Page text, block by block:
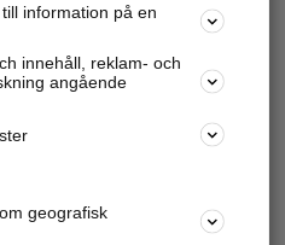
information på en
innehåll, reklam- och
angående
geografisk